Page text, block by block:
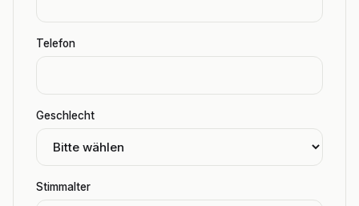
Telefon
Geschlecht
Stimmalter